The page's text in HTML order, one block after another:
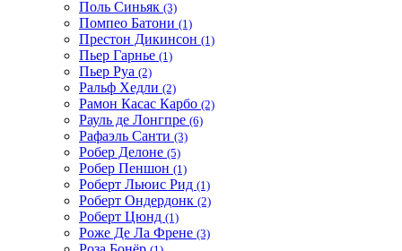
Поль Синьяк (3)
Помпео Батони (1)
Престон Дикинсон (1)
Пьер Гарнье (1)
Пьер Руа (2)
Ральф Хедли (2)
Рамон Касас Карбо (2)
Рауль де Лонгпре (6)
Рафаэль Санти (3)
Робер Делоне (5)
Робер Пеншон (1)
Роберт Льюис Рид (1)
Роберт Ондердонк (2)
Роберт Цюнд (1)
Роже Де Ла Френе (3)